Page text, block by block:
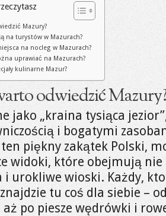
Mazury?
na turystów w Mazurach?
na nocleg w Mazurach?
uprawiać na Mazurach?
kulinarne Mazur?
odwiedzić
jako „kraina tysiąca
i bogatymi
piękny zakątek Polski,
widoki, które obejmują
i urokliwe wioski. Każdy,
tu coś dla siebie –
po piesze wędrówki i